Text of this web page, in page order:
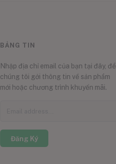
BẢNG TIN
Nhập địa chỉ email của bạn tại đây, để
chúng tôi gởi thông tin về sản phẩm
mới hoặc chương trình khuyến mãi.
Đăng Ký